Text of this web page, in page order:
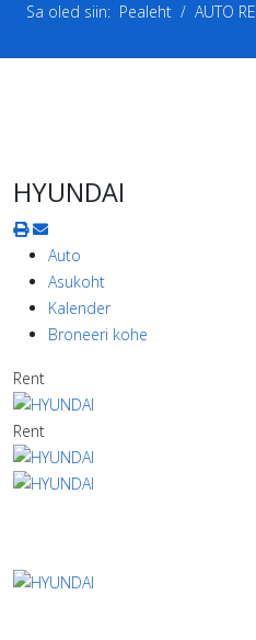
Sa oled siin: Pealeht AUTO
HYUNDAI
Auto
Asukoht
Kalender
Broneeri kohe
Rent
Rent